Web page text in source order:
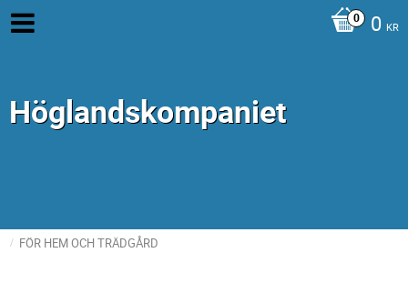
0 KR
Höglandskompaniet
FÖR HEM OCH TRÄDGÅRD